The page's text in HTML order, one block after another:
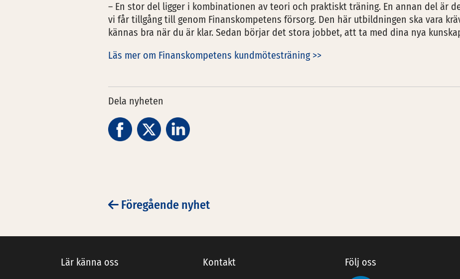
– En stor del ligger i kombinationen av teori och praktiskt träning. En annan del är
vi får tillgång till genom Finanskompetens försorg. Den här utbildningen ska vara
kännas bra när du är klar. Sedan börjar det stora jobbet, att ta med dina nya
Läs mer om Finanskompetens kundmötesträning >>
Dela nyheten
POST NAVIGATION
Föregående nyhet
Lär känna oss
Kontakt
Följ oss